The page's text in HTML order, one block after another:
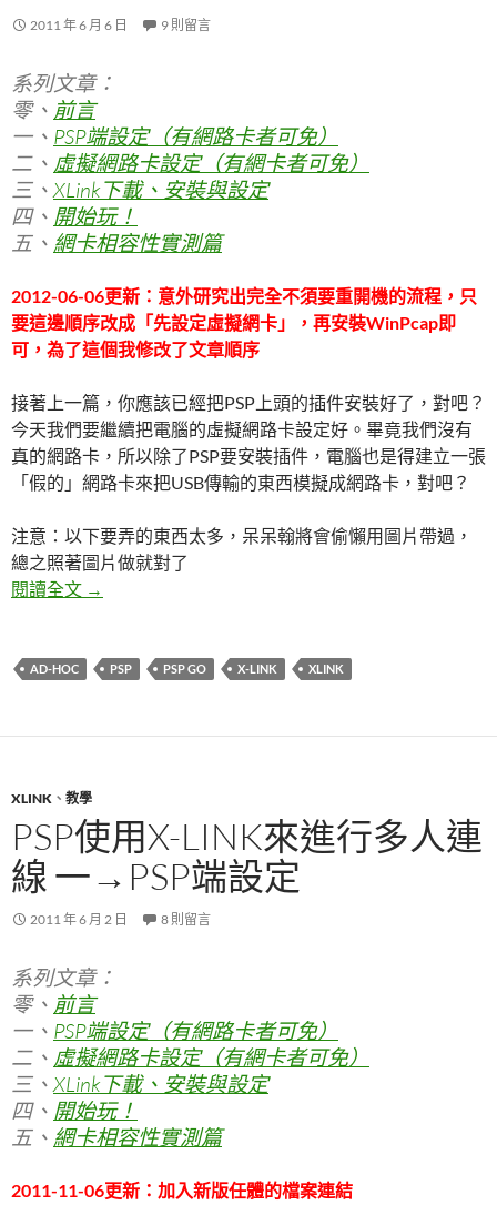
2011 年 6 月 6 日 9 則留言
系列文章：
零、 前言
一、 PSP端設定（有網路卡者可免）
二、 虛擬網路卡設定（有網卡者可免）
三、XLink下載、安裝與設定
四、 開始玩！
五、 網卡相容性實測篇
2012-06-06更新：意外研究出完全不須要重開機的流程，只
要這邊順序改成「先設定虛擬網卡」，再安裝WinPcap即
可，為了這個我修改了文章順序
接著上一篇，你應該已經把PSP上頭的插件安裝好了，對吧？
今天我們要繼續把電腦的虛擬網路卡設定好。畢竟我們沒有
真的網路卡，所以除了PSP要安裝插件，電腦也是得建立一張
「假的」網路卡來把USB傳輸的東西模擬成網路卡，對吧？
注意：以下要弄的東西太多，呆呆翰將會偷懶用圖片帶過，
總之照著圖片做就對了
閱讀全文 PSP使用XLink來進行多人連線 二→虛擬網路卡設定
→
AD-HOC PSP PSP GO X-LINK XLINK
XLINK 、 教學
PSP使用X-LINK來進行多人連
線 一→PSP端設定
2011 年 6 月 2 日 8 則留言
系列文章：
零、 前言
一、 PSP端設定（有網路卡者可免）
二、 虛擬網路卡設定（有網卡者可免）
三、XLink下載、安裝與設定
四、 開始玩！
五、 網卡相容性實測篇
2011-11-06更新：加入新版任體的檔案連結